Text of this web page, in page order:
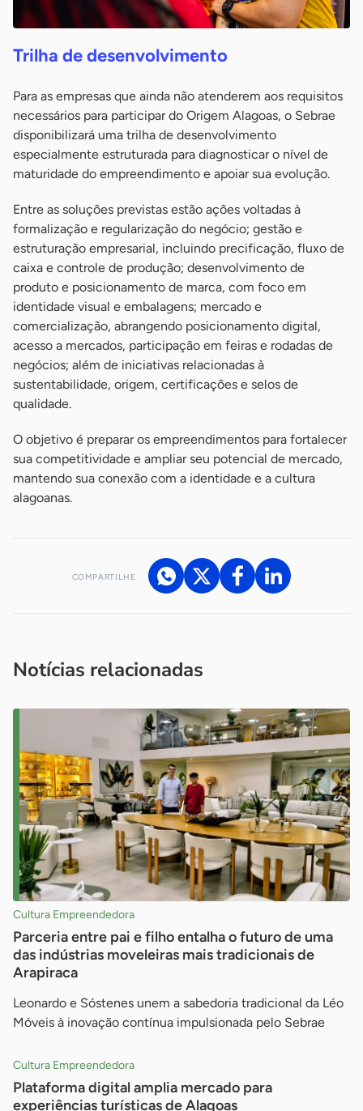
Trilha de desenvolvimento
Para as empresas que ainda não atenderem aos requisitos
necessários para participar do Origem Alagoas, o Sebrae
disponibilizará uma trilha de desenvolvimento
especialmente estruturada para diagnosticar o nível de
maturidade do empreendimento e apoiar sua evolução.
Entre as soluções previstas estão ações voltadas à
formalização e regularização do negócio; gestão e
estruturação empresarial, incluindo precificação, fluxo de
caixa e controle de produção; desenvolvimento de
produto e posicionamento de marca, com foco em
identidade visual e embalagens; mercado e
comercialização, abrangendo posicionamento digital,
acesso a mercados, participação em feiras e rodadas de
negócios; além de iniciativas relacionadas à
sustentabilidade, origem, certificações e selos de
qualidade.
O objetivo é preparar os empreendimentos para fortalecer
sua competitividade e ampliar seu potencial de mercado,
mantendo sua conexão com a identidade e a cultura
alagoanas.
COMPARTILHE
Notícias relacionadas
Cultura Empreendedora
Parceria entre pai e filho entalha o futuro de uma
das indústrias moveleiras mais tradicionais de
Arapiraca
Leonardo e Sóstenes unem a sabedoria tradicional da Léo
Móveis à inovação contínua impulsionada pelo Sebrae
Cultura Empreendedora
Plataforma digital amplia mercado para
experiências turísticas de Alagoas